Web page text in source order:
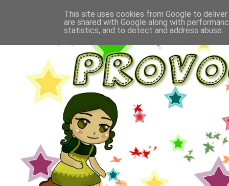
This site uses cookies from Google to
are shared with Google along with
statistics, and to detect and address abuse.